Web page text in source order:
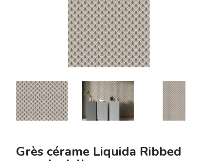
Grès cérame Liquida Ribbed